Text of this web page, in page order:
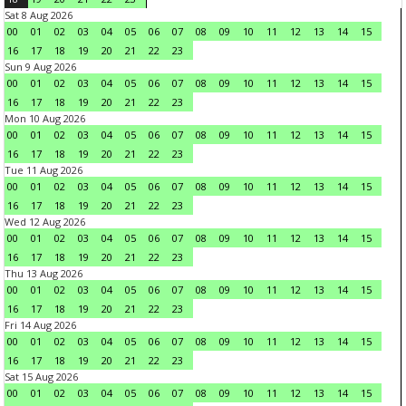
Sat 8 Aug 2026
00
01 02 03 04 05 06 07 08 09 10 11 12 13 14
15
16
17 18 19 20 21 22
23
Sun 9 Aug 2026
00
01 02 03 04 05 06 07 08 09 10 11 12 13 14
15
16
17 18 19 20 21 22
23
Mon 10 Aug 2026
00
01 02 03 04 05 06 07 08 09 10 11 12 13 14
15
16
17 18 19 20 21 22
23
Tue 11 Aug 2026
00
01 02 03 04 05 06 07 08 09 10 11 12 13 14
15
16
17 18 19 20 21 22
23
Wed 12 Aug 2026
00
01 02 03 04 05 06 07 08 09 10 11 12 13 14
15
16
17 18 19 20 21 22
23
Thu 13 Aug 2026
00
01 02 03 04 05 06 07 08 09 10 11 12 13 14
15
16
17 18 19 20 21 22
23
Fri 14 Aug 2026
00
01 02 03 04 05 06 07 08 09 10 11 12 13 14
15
16
17 18 19 20 21 22
23
Sat 15 Aug 2026
00
01 02 03 04 05 06 07 08 09 10 11 12 13 14
15